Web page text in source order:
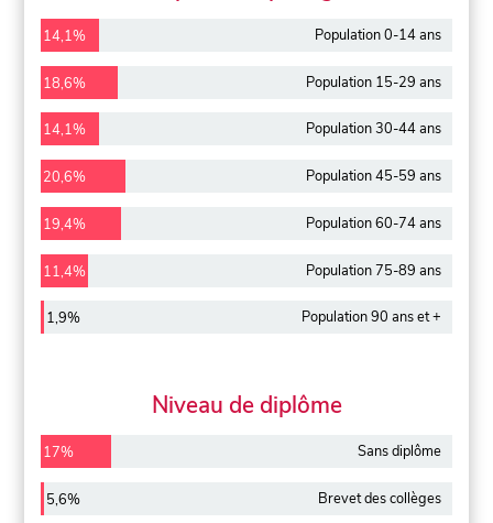
14,1% Population 0-14 ans
18,6% Population 15-29 ans
14,1% Population 30-44 ans
20,6% Population 45-59 ans
19,4% Population 60-74 ans
11,4% Population 75-89 ans
1,9% Population 90 ans et +
Niveau de diplôme
17% Sans diplôme
5,6% Brevet des collèges